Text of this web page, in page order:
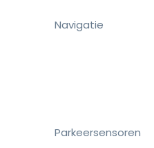
Navigatie
Parkeersensoren